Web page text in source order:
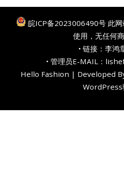
皖ICP备2023006490号 此
使用，无任何
• 链接： 李鸿
• 管理员E-MAIL：
Hello Fashion | Developed
WordPress